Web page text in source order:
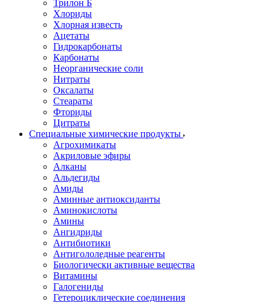
Трилон Б
Хлориды
Хлорная известь
Ацетаты
Гидрокарбонаты
Карбонаты
Неорганические соли
Нитраты
Оксалаты
Стеараты
Фториды
Цитраты
Специальные химические продукты
Агрохимикаты
Акриловые эфиры
Алканы
Альдегиды
Амиды
Аминные антиоксиданты
Аминокислоты
Амины
Ангидриды
Антибиотики
Антигололедные реагенты
Биологически активные вещества
Витамины
Галогениды
Гетероциклические соединения